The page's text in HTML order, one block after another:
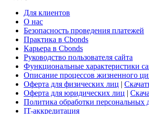
Глоссарий
Поддержка
Для клиентов
О нас
Безопасность проведения платежей
Практика в Cbonds
Карьера в Cbonds
Руководство пользователя сайта
Функциональные характеристики
Описание процессов жизненного